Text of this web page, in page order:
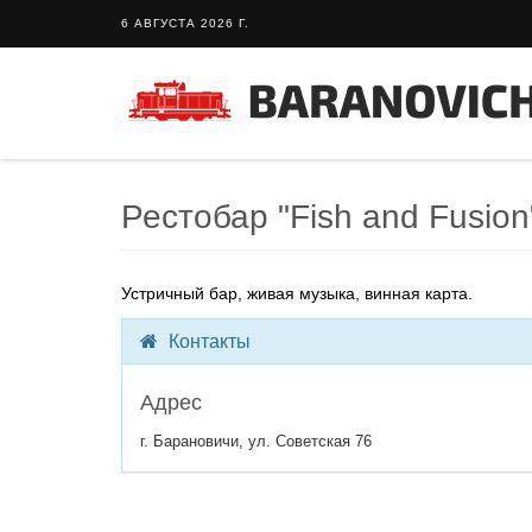
6 АВГУСТА 2026 Г.
Рестобар "Fish and
Устричный бар, живая музыка, винная карта.
Контакты
Адрес
г. Барановичи, ул. Советская 76